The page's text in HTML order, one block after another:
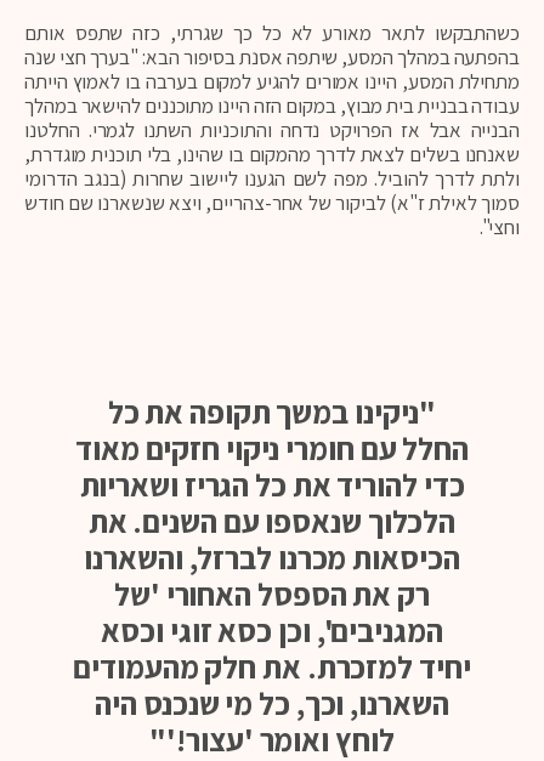
כשהתבקשו לתאר מאורע לא כל כך שגרתי, כזה שתפס אותם
בהפתעה במהלך המסע, שיתפה אסנת בסיפור הבא: "בערך חצי שנה
מתחילת המסע, היינו אמורים להגיע למקום בערבה בו לאמוץ הייתה
עבודה בבניית בית מבוץ, במקום הזה היינו מתוכננים להישאר במהלך
הבנייה אבל אז הפרויקט נדחה והתוכניות השתנו לגמרי. החלטנו
שאנחנו בשלים לצאת לדרך מהמקום בו שהינו, בלי תוכנית מוגדרת,
ולתת לדרך להוביל. מפה לשם הגענו ליישוב שחרות (בנגב הדרומי
סמוך לאילת ז"א) לביקור של אחר-צהריים, ויצא שנשארנו שם חודש
וחצי".
"ניקינו במשך תקופה את כל
החלל עם חומרי ניקוי חזקים מאוד
כדי להוריד את כל הגריז ושאריות
הלכלוך שנאספו עם השנים. את
הכיסאות מכרנו לברזל, והשארנו
רק את הספסל האחורי 'של
המגניבים', וכן כסא זוגי וכסא
יחיד למזכרת. את חלק מהעמודים
השארנו, וכך, כל מי שנכנס היה
לוחץ ואומר 'עצור!'"